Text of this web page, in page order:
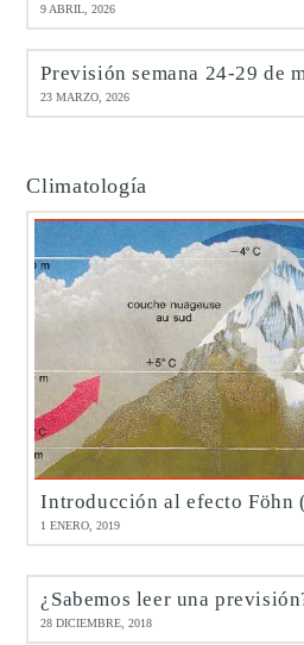
9 ABRIL, 2026
Previsión semana 24-29 de
23 MARZO, 2026
Climatología
Introducción al efecto Föhn
1 ENERO, 2019
¿Sabemos leer una
28 DICIEMBRE, 2018